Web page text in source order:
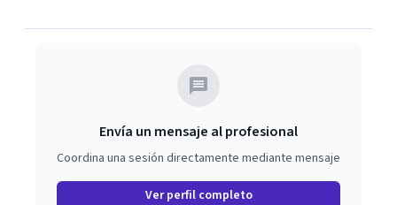
Envía un mensaje al profesional
Coordina una sesión directamente mediante mensaje
Ver perfil completo